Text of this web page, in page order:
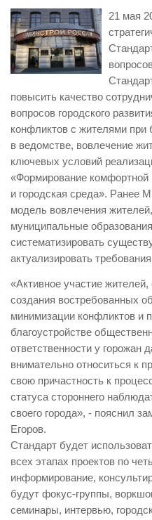
21 мая
повысить качество
вопросов городского
конфликтов с жителями при
в ведомстве, вовлечение
ключевых условий
«Формирование
и городская среда». Ранее
модель вовлечения
муниципальные
систематизировать
актуализировать
«Активное участие
создания востребованных
минимизации конфликтов и
благоустройстве
ответственности у горожан
внимательно относиться к
свою причастность к
статуса стороннего
своего города», - пояснил
Егоров.
Стандарт будет
всех этапах проектов по
информирование,
будут фокус-группы,
семинары, интервью,